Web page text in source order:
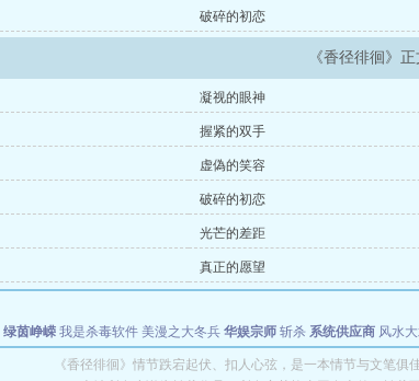
破碎的初恋
《香径徘徊》正
凝视的眼神
握紧的双手
虚偽的笑容
破碎的初恋
光芒的差距
真正的愿望
绿茵峥嵘 我是杀毒软件 美漫之大冬兵 华娱宗师 斩杀 系统供应商 风水
教练万岁 都市全能巨星 绝对交易 全职武神 位面复制大师 华娱特效
《香径徘徊》情节跌宕起伏、扣人心弦，是一本情节与文笔俱